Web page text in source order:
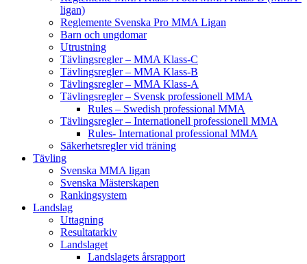
ligan)
Reglemente Svenska Pro MMA Ligan
Barn och ungdomar
Utrustning
Tävlingsregler – MMA Klass-C
Tävlingsregler – MMA Klass-B
Tävlingsregler – MMA Klass-A
Tävlingsregler – Svensk professionell MMA
Rules – Swedish professional MMA
Tävlingsregler – Internationell professionell MMA
Rules- International professional MMA
Säkerhetsregler vid träning
Tävling
Svenska MMA ligan
Svenska Mästerskapen
Rankingsystem
Landslag
Uttagning
Resultatarkiv
Landslaget
Landslagets årsrapport